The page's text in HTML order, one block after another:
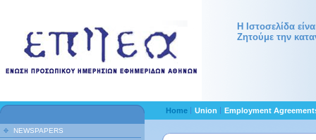
Η Ιστοσελίδα
Ζητούμε την
NEWSPAPERS
Home Union Employment